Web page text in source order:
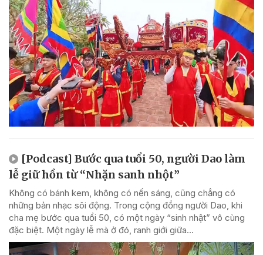
[Podcast] Bước qua tuổi 50, người Dao làm
lễ giữ hồn từ “Nhặn sanh nhột”
Không có bánh kem, không có nến sáng, cũng chẳng có
những bản nhạc sôi động. Trong cộng đồng người Dao, khi
cha mẹ bước qua tuổi 50, có một ngày “sinh nhật” vô cùng
đặc biệt. Một ngày lễ mà ở đó, ranh giới giữa...